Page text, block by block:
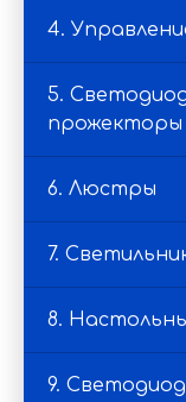
4.
5.
прожекторы
6. Люстры
7.
8.
9.